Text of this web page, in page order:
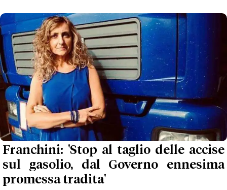
Franchini: 'Stop al taglio delle accise
sul gasolio, dal Governo ennesima
promessa tradita'